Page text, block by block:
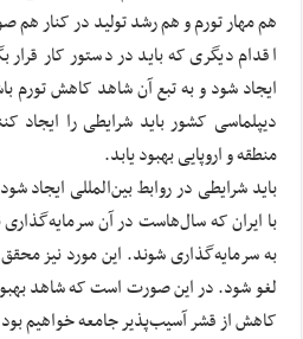
هم مهار تورم و هم رشد تولید در کنار
اقدام دیگری که باید در دستور کار قرار
ایجاد شود و به تبع آن شاهد کاهش تورم
دیپلماسی کشور باید شرایطی را ایجاد
منطقه و اروپایی بهبود یابد.
باید شرایطی در روابط بین‌المللی ایجاد
با ایران که سال‌هاست در آن
به سرمایه‌گذاری شوند. این مورد نیز
لغو شود. در این صورت است که شاهد
کاهش از قشر آسیب‌پذیر جامعه خواهیم